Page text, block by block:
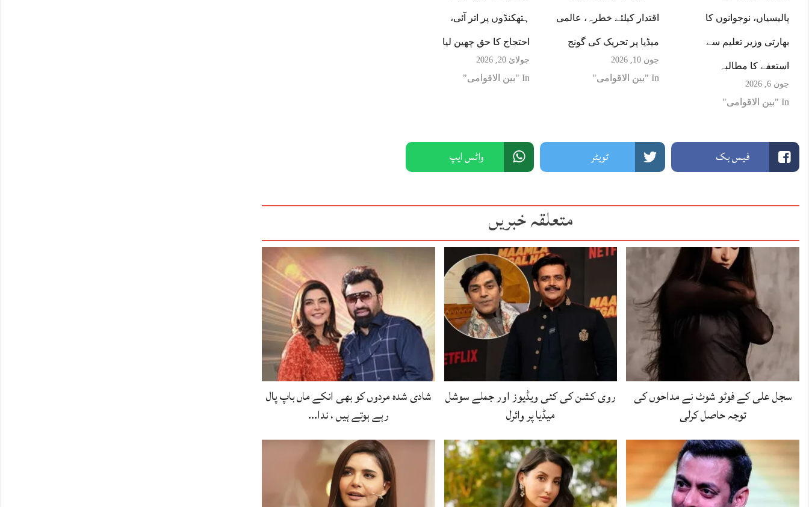
ہتھکنڈوں پر اتر آئی،
احتجاج کا حق چھین لیا
جولائ 20, 2026
In "بین الاقوامی"
اقتدار کیلئے خطرہ، عالمی
میڈیا پر تحریک کی گونج
جون 10, 2026
In "بین الاقوامی"
پالیسیاں، نوجوانوں کا
بھارتی وزیر تعلیم سے
استعفے کا مطالبہ
جون 6, 2026
In "بین الاقوامی"
فیس بک ٹویٹر واٹس ایپ
متعلقہ خبریں
سجل علی کے فوٹو شوٹ نے مداحوں کی
توجہ حاصل کرلی
روی کشن کی کئی ویڈیوز اور جملے سوشل
میڈیا پر وائرل
شادی شدہ مردوں کو بھی انکے ماں باپ پال
رہے ہوتے ہیں ، ندا…